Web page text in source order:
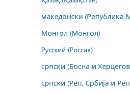
македонски (Република
Монгол (Монгол)
Русский (Россия)
српски (Босна и
српски (Реп. Србија и